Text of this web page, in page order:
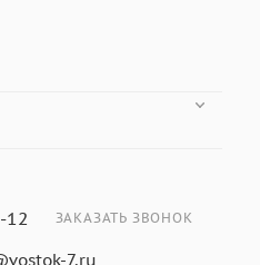
12 ЗАКАЗАТЬ ЗВОНОК
7.ru